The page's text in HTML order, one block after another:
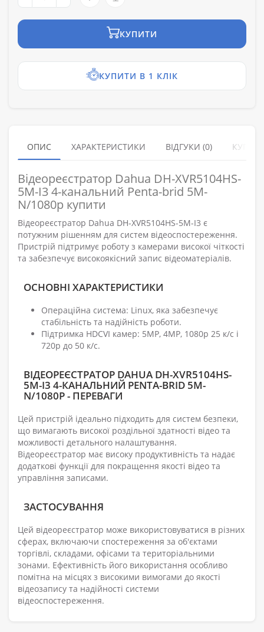
КУПИТИ
КУПИТИ В 1 КЛІК
ОПИС ХАРАКТЕРИСТИКИ ВІДГУКИ (0)
Відеореєстратор Dahua DH-XVR5104HS-
5M-I3 4-канальний Penta-brid 5M-
N/1080p купити
Відеореєстратор Dahua DH-XVR5104HS-5M-I3 є
потужним рішенням для систем відеоспостереження.
Пристрій підтримує роботу з камерами високої чіткості
та забезпечує високоякісний запис відеоматеріалів.
ОСНОВНІ ХАРАКТЕРИСТИКИ
Операційна система: Linux, яка забезпечує
стабільність та надійність роботи.
Підтримка HDCVI камер: 5MP, 4MP, 1080p 25 к/с і
720p до 50 к/с.
ВІДЕОРЕЄСТРАТОР DAHUA DH-XVR5104HS-
5M-I3 4-КАНАЛЬНИЙ PENTA-BRID 5M-
N/1080P - ПЕРЕВАГИ
Цей пристрій ідеально підходить для систем безпеки,
що вимагають високої роздільної здатності відео та
можливості детального налаштування.
Відеореєстратор має високу продуктивність та надає
додаткові функції для покращення якості відео та
управління записами.
ЗАСТОСУВАННЯ
Цей відеореєстратор може використовуватися в різних
сферах, включаючи спостереження за об'єктами
торгівлі, складами, офісами та територіальними
зонами. Ефективність його використання особливо
помітна на місцях з високими вимогами до якості
відеозапису та надійності системи
відеоспостереження.